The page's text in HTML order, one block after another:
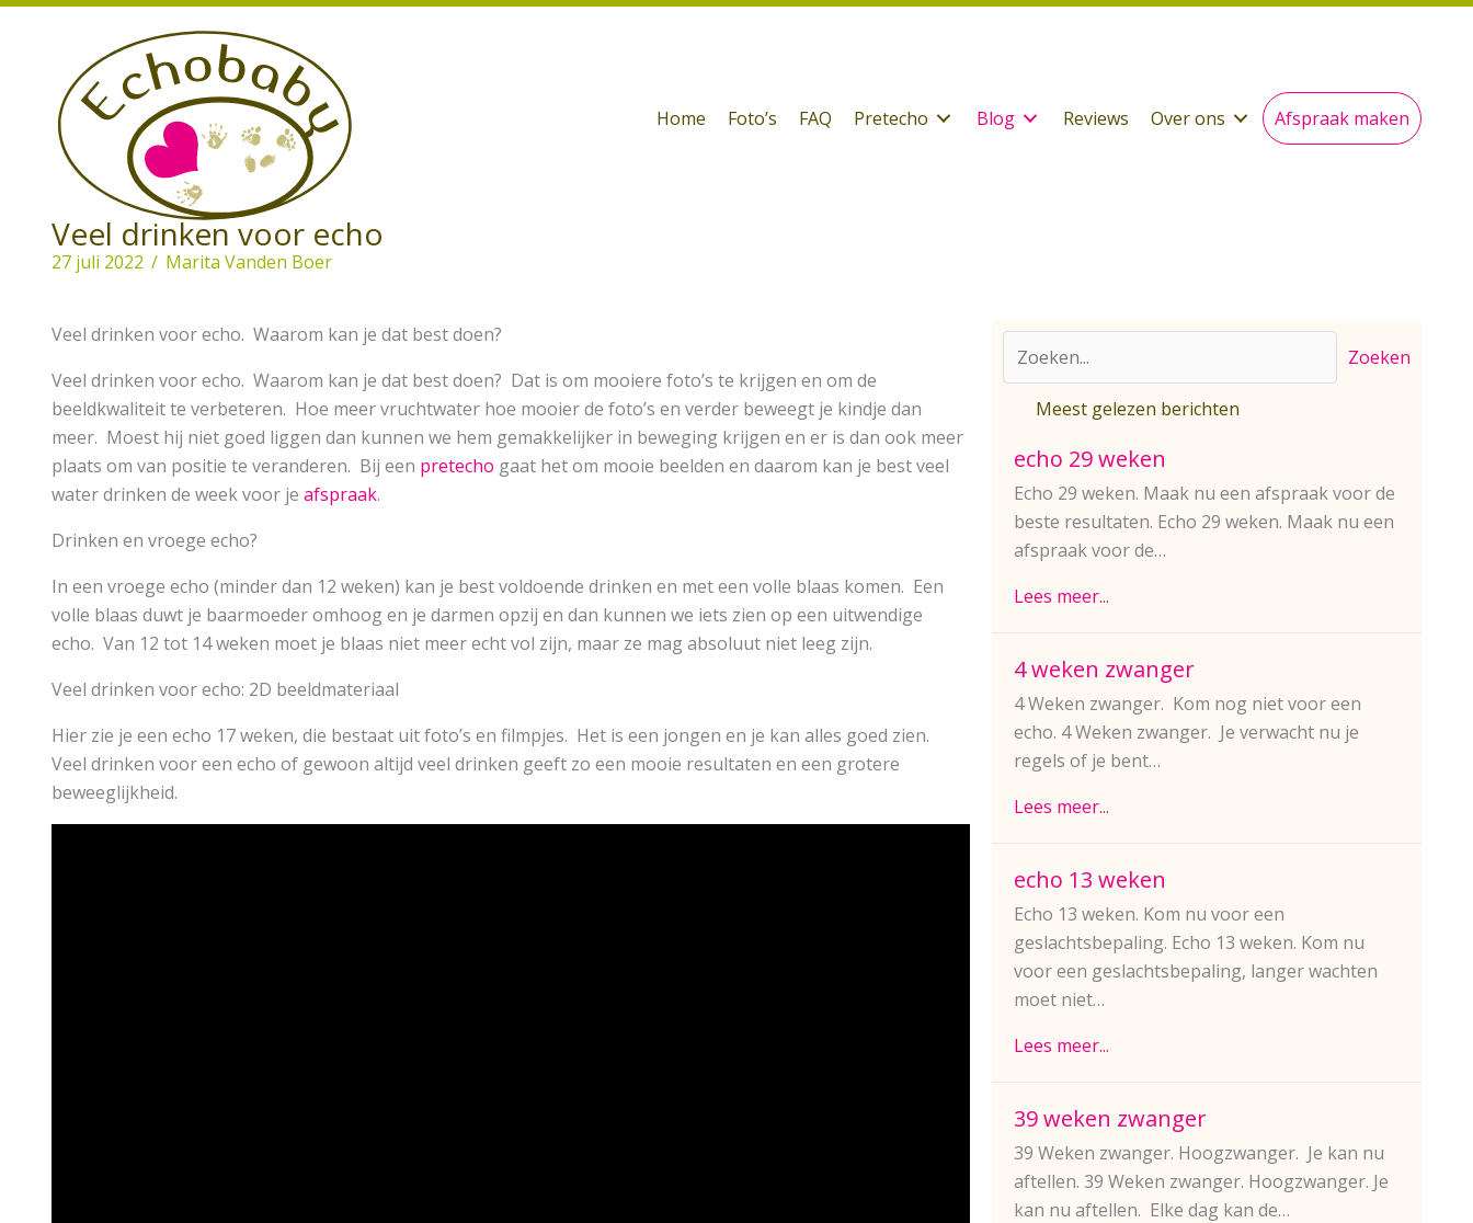
Ga
Home
Foto’s FAQ Pretecho Blog Reviews Over ons Afspraak maken
Veel drinken voor echo
27 juli 2022 / Marita Vanden Boer
Veel drinken voor echo. Waarom kan je dat best doen?
Veel drinken voor echo. Waarom kan je dat best doen? Dat is om mooiere foto’s te krijgen en om de
beeldkwaliteit te verbeteren. Hoe meer vruchtwater hoe mooier de foto’s en verder beweegt je kindje dan
meer. Moest hij niet goed liggen dan kunnen we hem gemakkelijker in beweging krijgen en er is dan ook meer
plaats om van positie te veranderen. Bij een pretecho gaat het om mooie beelden en daarom kan je best veel
water drinken de week voor je afspraak.
Drinken en vroege echo?
In een vroege echo (minder dan 12 weken) kan je best voldoende drinken en met een volle blaas komen. Een
volle blaas duwt je baarmoeder omhoog en je darmen opzij en dan kunnen we iets zien op een uitwendige
echo. Van 12 tot 14 weken moet je blaas niet meer echt vol zijn, maar ze mag absoluut niet leeg zijn.
Veel drinken voor echo: 2D beeldmateriaal
Hier zie je een echo 17 weken, die bestaat uit foto’s en filmpjes. Het is een jongen en je kan alles goed zien.
Veel drinken voor een echo of gewoon altijd veel drinken geeft zo een mooie resultaten en een grotere
beweeglijkheid.
Zoeken
Meest gelezen berichten
echo 29 weken
Echo 29 weken. Maak nu een afspraak voor de
beste resultaten. Echo 29 weken. Maak nu een
afspraak voor de…
Lees meer...
4 weken zwanger
4 Weken zwanger. Kom nog niet voor een
echo. 4 Weken zwanger. Je verwacht nu je
regels of je bent…
Lees meer...
echo 13 weken
Echo 13 weken. Kom nu voor een
geslachtsbepaling. Echo 13 weken. Kom nu
voor een geslachtsbepaling, langer wachten
moet niet…
Lees meer...
39 weken zwanger
39 Weken zwanger. Hoogzwanger. Je kan nu
aftellen. 39 Weken zwanger. Hoogzwanger. Je
kan nu aftellen. Elke dag kan de…